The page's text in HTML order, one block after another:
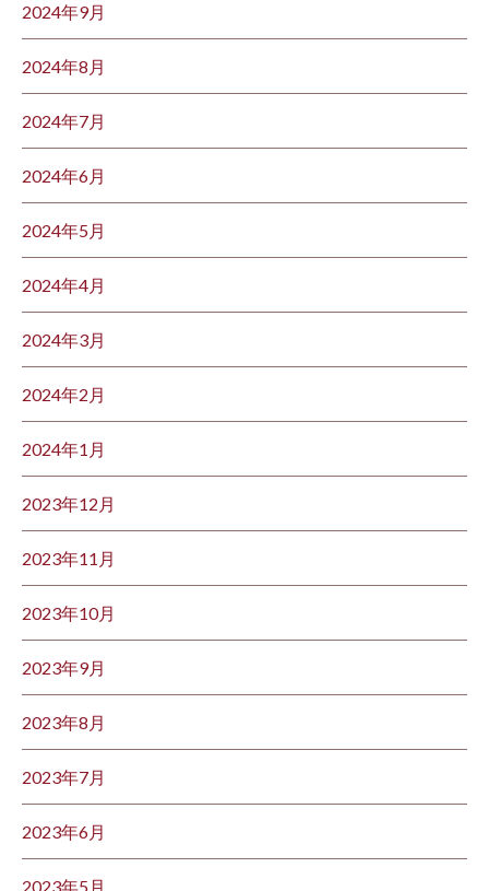
2024年9月
2024年8月
2024年7月
2024年6月
2024年5月
2024年4月
2024年3月
2024年2月
2024年1月
2023年12月
2023年11月
2023年10月
2023年9月
2023年8月
2023年7月
2023年6月
2023年5月